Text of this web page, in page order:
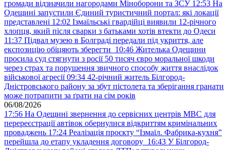
громади відзначили нагородами Міноборони та ЗСУ 12:53 На
Одещині запустили Єдиний туристичний портал: які локації
представлені 12:02 Ізмаїльські гвардійці виявили 12-річного
хлопця, який після сварки з батьками хотів втекти до Одеси
11:37 Підвал музею в Болграді передали під укриття, але
експозицію обіцяють зберегти 10:46 Жителька Одещини
просила суд стягнути з росії 50 тисяч євро моральної шкоди
через страх та порушення звичного способу життя внаслідок
військової агресії 09:34 42-річний житель Білгород-
Дністровського району за збут пістолета та зберігання гранати
може потрапити за ґрати на сім років
06/08/2026
17:56 На Одещині звернення до сервісних центрів МВС для
перереєстрації автівок обернулися відкриттям кримінальних
проваджень 17:24 Реалізація проєкту “Ізмаїл. Фабрика-кухня”
перейшла до етапу укладення договору 16:43 У Білгород-